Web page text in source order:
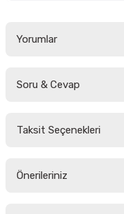
Yorumlar
Soru & Cevap
Taksit Seçenekleri
Önerileriniz